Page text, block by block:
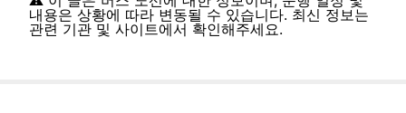
내용은 상황에 따라 변동될 수 있습니다. 최신 정보는
관련 기관 및 사이트에서 확인해주세요.